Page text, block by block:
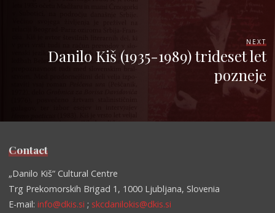
NEXT
Danilo Kiš (1935-1989) trideset let
pozneje
Contact
„Danilo Kiš“ Cultural Centre
Trg Prekomorskih Brigad 1, 1000 Ljubljana, Slovenia
E-mail:info@dkis.si ; skcdanilokis@dkis.si